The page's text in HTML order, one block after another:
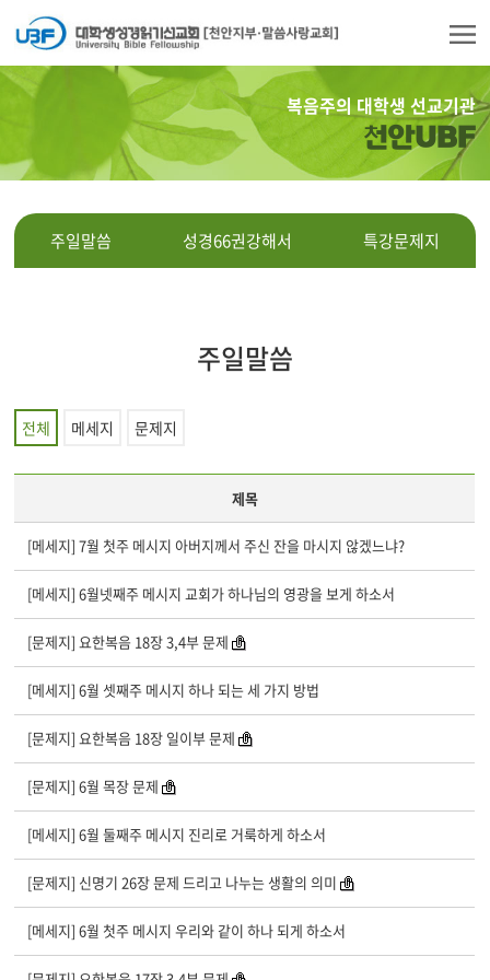
복음주의 대학생 선교기관
천안UBF
주일말씀 성경66권강해서 특강문제지
주일말씀
전체 메세지 문제지
제목
[메세지] 7월 첫주 메시지 아버지께서 주신 잔을 마시지 않겠느냐?
[메세지] 6월넷째주 메시지 교회가 하나님의 영광을 보게 하소서
[문제지] 요한복음 18장 3,4부 문제
[메세지] 6월 셋째주 메시지 하나 되는 세 가지 방법
[문제지] 요한복음 18장 일이부 문제
[문제지] 6월 목장 문제
[메세지] 6월 둘째주 메시지 진리로 거룩하게 하소서
[문제지] 신명기 26장 문제 드리고 나누는 생활의 의미
[메세지] 6월 첫주 메시지 우리와 같이 하나 되게 하소서